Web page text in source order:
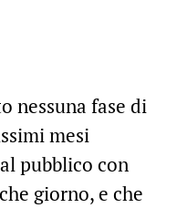
nessuna fase di
mesi
pubblico con
giorno, e che